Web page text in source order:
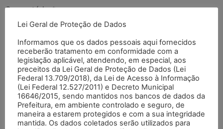
Comentário*
Lei Geral de Proteção de Dados
Informamos que os dados pessoais aqui fornecidos
receberão tratamento em conformidade com a
legislação aplicável, atendendo, em especial, aos
preceitos da Lei Geral de Proteção de Dados (Lei
Federal 13.709/2018), da Lei de Acesso à Informação
(Lei Federal 12.527/2011) e Decreto Municipal
16646/2015, sendo mantidos nos bancos de dados da
Prefeitura, em ambiente controlado e seguro, de
maneira a estarem protegidos e com a sua integridade
mantida. Os dados coletados serão utilizados para